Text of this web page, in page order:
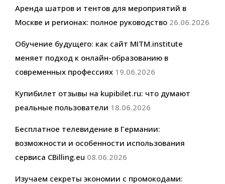
Аренда шатров и тентов для мероприятий в
Москве и регионах: полное руководство 26.06.2026
Обучение будущего: как сайт MITM.institute
меняет подход к онлайн-образованию в
современных профессиях 19.06.2026
Купибилет отзывы на kupibilet.ru: что думают
реальные пользователи 18.06.2026
Бесплатное телевидение в Германии:
возможности и особенности использования
сервиса CBilling.eu 08.06.2026
Изучаем секреты экономии с промокодами: